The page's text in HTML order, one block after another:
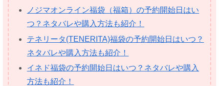
ノジマオンライン福袋（福箱）の予約開始日はい
つ？ネタバレや購入方法も紹介！
テネリータ(TENERITA)福袋の予約開始日はいつ？
ネタバレや購入方法も紹介！
イネド福袋の予約開始日はいつ？ネタバレや購入
方法も紹介！